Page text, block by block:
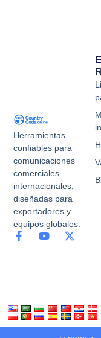
Herramientas
confiables para
comunicaciones
comerciales
internacionales,
diseñadas para
exportadores y
equipos globales.